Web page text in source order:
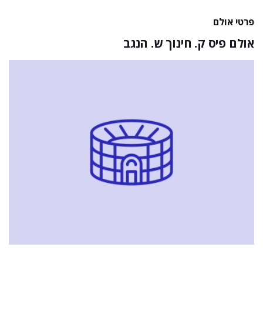
פרטי אולם
אולם פיס ק. חינוך ש. הנגב